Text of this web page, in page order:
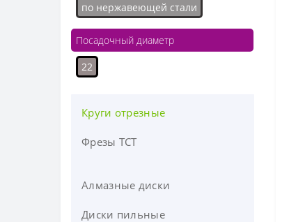
по нержавеющей стали
Посадочный диаметр
22
Круги отрезные
Фрезы ТСТ
Алмазные диски
Диски пильные